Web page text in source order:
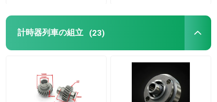
エンジンブロック組立とアクセサリー
計時器列車の組立
計時器列車の組立 (23)